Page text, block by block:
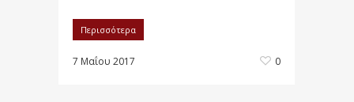
Περισσότερα
7 Μαΐου 2017 0